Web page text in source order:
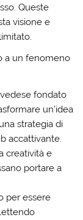
Queste
visione e
a un fenomeno
fondato
un’idea
strategia di
accattivante.
creatività e
portare a
per essere